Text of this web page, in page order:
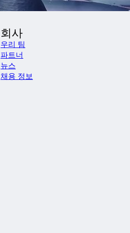
회사
우리 팀
파트너
뉴스
채용 정보